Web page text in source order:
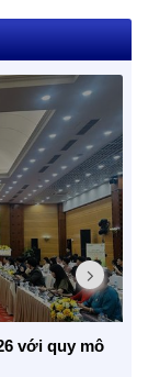
với quy mô